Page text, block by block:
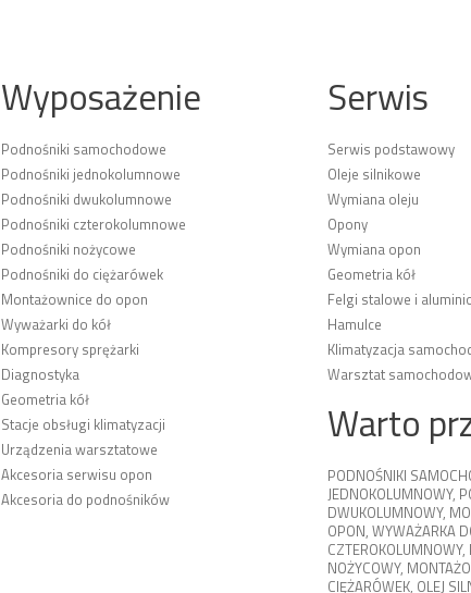
Wyposażenie
Podnośniki samochodowe
Podnośniki jednokolumnowe
Podnośniki dwukolumnowe
Podnośniki czterokolumnowe
Podnośniki nożycowe
Podnośniki do ciężarówek
Montażownice do opon
Wyważarki do kół
Kompresory sprężarki
Diagnostyka
Geometria kół
Stacje obsługi klimatyzacji
Urządzenia warsztatowe
Akcesoria serwisu opon
Akcesoria do podnośników
Serwis
Serwis podstawowy
Oleje silnikowe
Wymiana oleju
Opony
Wymiana opon
Geometria kół
Felgi stalowe i
Hamulce
Klimatyzacja
Warsztat
Warto
PODNOŚNIKI
JEDNOKOLUMNOWY,
DWUKOLUMNOWY,
OPON, WYWAŻARKA
CZTEROKOLUMNOWY,
NOŻYCOWY,
CIĘŻARÓWEK, OLEJ